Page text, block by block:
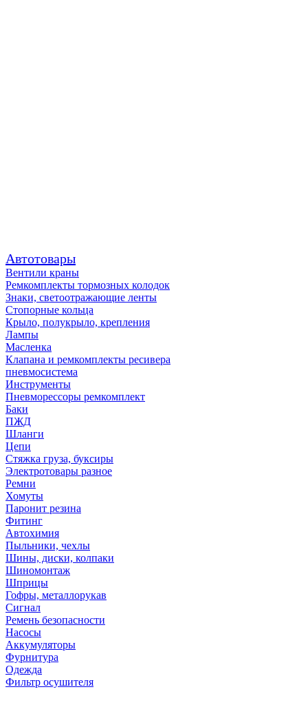
Автотовары
Вентили краны
Ремкомплекты тормозных колодок
Знаки, светоотражающие ленты
Стопорные кольца
Крыло, полукрыло, крепления
Лампы
Масленка
Клапана и ремкомплекты ресивера
пневмосистема
Инструменты
Пневморессоры ремкомплект
Баки
ПЖД
Шланги
Цепи
Стяжка груза, буксиры
Электротовары разное
Ремни
Хомуты
Паронит резина
Фитинг
Автохимия
Пыльники, чехлы
Шины, диски, колпаки
Шиномонтаж
Шприцы
Гофры, металлорукав
Сигнал
Ремень безопасности
Насосы
Аккумуляторы
Фурнитура
Одежда
Фильтр осушителя